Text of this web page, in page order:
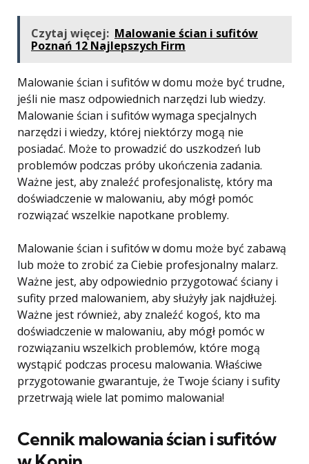
Czytaj więcej: Malowanie ścian i sufitów
Poznań 12 Najlepszych Firm
Malowanie ścian i sufitów w domu może być trudne,
jeśli nie masz odpowiednich narzędzi lub wiedzy.
Malowanie ścian i sufitów wymaga specjalnych
narzędzi i wiedzy, której niektórzy mogą nie
posiadać. Może to prowadzić do uszkodzeń lub
problemów podczas próby ukończenia zadania.
Ważne jest, aby znaleźć profesjonalistę, który ma
doświadczenie w malowaniu, aby mógł pomóc
rozwiązać wszelkie napotkane problemy.
Malowanie ścian i sufitów w domu może być zabawą
lub może to zrobić za Ciebie profesjonalny malarz.
Ważne jest, aby odpowiednio przygotować ściany i
sufity przed malowaniem, aby służyły jak najdłużej.
Ważne jest również, aby znaleźć kogoś, kto ma
doświadczenie w malowaniu, aby mógł pomóc w
rozwiązaniu wszelkich problemów, które mogą
wystąpić podczas procesu malowania. Właściwe
przygotowanie gwarantuje, że Twoje ściany i sufity
przetrwają wiele lat pomimo malowania!
Cennik malowania ścian i sufitów